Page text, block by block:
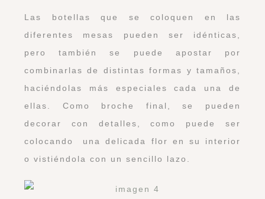
Las botellas que se coloquen en las
diferentes mesas pueden ser idénticas,
pero también se puede apostar por
combinarlas de distintas formas y tamaños,
haciéndolas más especiales cada una de
ellas. Como broche final, se pueden
decorar con detalles, como puede ser
colocando una delicada flor en su interior
o vistiéndola con un sencillo lazo.